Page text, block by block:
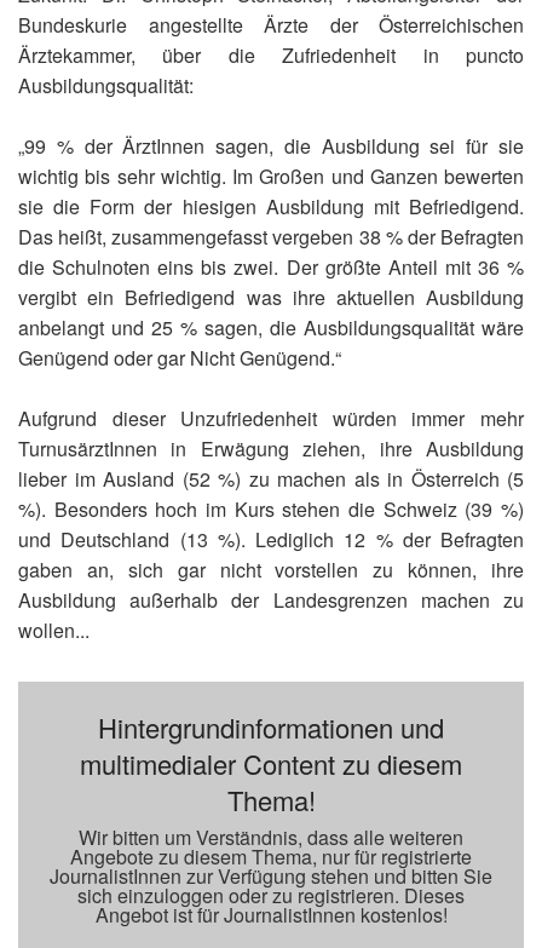
Bundeskurie angestellte Ärzte der Österreichischen
Ärztekammer, über die Zufriedenheit in puncto
Ausbildungsqualität:
„99 % der ÄrztInnen sagen, die Ausbildung sei für sie
wichtig bis sehr wichtig. Im Großen und Ganzen bewerten
sie die Form der hiesigen Ausbildung mit Befriedigend.
Das heißt, zusammengefasst vergeben 38 % der Befragten
die Schulnoten eins bis zwei. Der größte Anteil mit 36 %
vergibt ein Befriedigend was ihre aktuellen Ausbildung
anbelangt und 25 % sagen, die Ausbildungsqualität wäre
Genügend oder gar Nicht Genügend.“
Aufgrund dieser Unzufriedenheit würden immer mehr
TurnusärztInnen in Erwägung ziehen, ihre Ausbildung
lieber im Ausland (52 %) zu machen als in Österreich (5
%). Besonders hoch im Kurs stehen die Schweiz (39 %)
und Deutschland (13 %). Lediglich 12 % der Befragten
gaben an, sich gar nicht vorstellen zu können, ihre
Ausbildung außerhalb der Landesgrenzen machen zu
wollen...
Hintergrundinformationen und
multimedialer Content zu diesem
Thema!
Wir bitten um Verständnis, dass alle weiteren
Angebote zu diesem Thema, nur für registrierte
JournalistInnen zur Verfügung stehen und bitten Sie
sich einzuloggen oder zu registrieren. Dieses
Angebot ist für JournalistInnen kostenlos!